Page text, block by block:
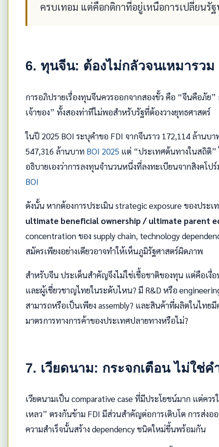
ครบเทอม แต่คือกติกาที่อยู่เหนือการเปลี่ยนรั
6. ทุนจีน: ต้องไม่กลัวจนเหมารว
การอภิปรายเรื่องทุนจีนควรออกจากสองขั้ว คือ “จีนคือภัย
เจ้าของ” ทั้งสองท่าทีไม่พอสำหรับรัฐที่ต้องวางยุทธศาสตร์
ในปี 2025 BOI ระบุคำขอ FDI จากจีนราว 172,114 ล้าน
547,316 ล้านบาท BOI 2025 แต่ “ประเทศต้นทางในสถิติ”
อธิบายเองว่าการลงทุนจำนวนหนึ่งที่ลงทะเบียนจากสิงคโ
BOI
ดังนั้น หากต้องการประเมิน strategic exposure ของประเ
ultimate beneficial ownership / ultimate parent
concentration ของ supply chain, technology
สมัครเพียงอย่างเดียวอาจทำให้เห็นภูมิรัฐศาสตร์ผิดภาพ
สำหรับจีน ประเด็นสำคัญจึงไม่ใช่เชื้อชาติของทุน แต่คือเงื่อ
และผู้เชี่ยวชาญไทยในระดับไหน? มี R&D หรือ
สามารถหรือเป็นเพียง assembly? และสินค้าที่ผลิตในไทย
มาตรการทางการค้าของประเทศปลายทางหรือไม่?
7. เวียดนาม: กระจกเตือน ไม่ใช่ค
เวียดนามเป็น comparative case ที่มีประโยชน์มาก แต่คว
เหลว” ตรงกันข้าม FDI มีส่วนสำคัญต่อการเติบโต การส่ง
ความสำเร็จนั้นสร้าง dependency ชนิดใหม่ขึ้นพร้อมกัน